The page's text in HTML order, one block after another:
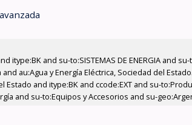
and su-to:SISTEMAS DE ENERGIA and
au:Agua y Energía Eléctrica, Sociedad del
and itype:BK and ccode:EXT and su-
and su-to:Equipos y Accesorios and su-